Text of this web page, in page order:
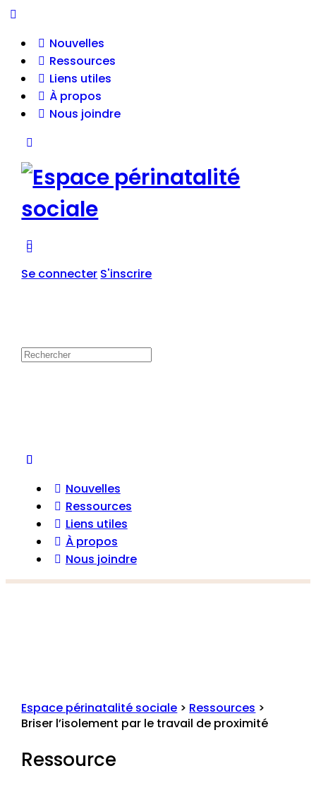
PanelNouvelles
Ressources
Liens utiles
À propos
Nous joindre
Panel
Se connecter S'inscrire
Recherche
Nouvelles
Ressources
Liens utiles
À propos
Nous joindre
Espace périnatalité sociale > Ressources >
Briser l’isolement par le travail de proximité
Ressource